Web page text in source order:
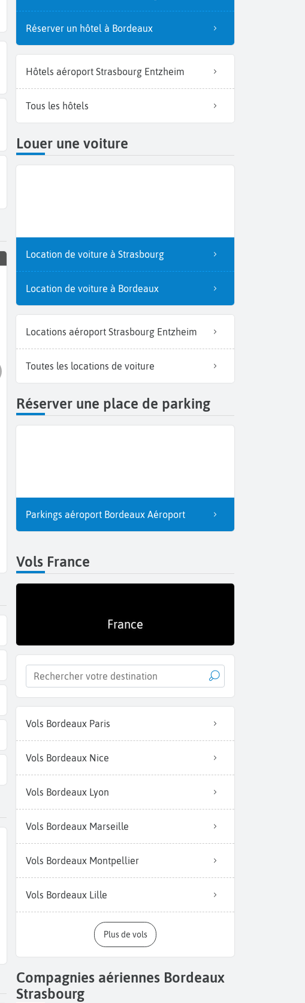
Réserver un hôtel à Bordeaux
Hôtels aéroport Strasbourg Entzheim
Tous les hôtels
Louer une voiture
Location de voiture à Strasbourg
Location de voiture à Bordeaux
Locations aéroport Strasbourg Entzheim
Toutes les locations de voiture
Réserver une place de parking
Parkings aéroport Bordeaux Aéroport
Vols France
France
Vols Bordeaux Paris
Vols Bordeaux Nice
Vols Bordeaux Lyon
Vols Bordeaux Marseille
Vols Bordeaux Montpellier
Vols Bordeaux Lille
Plus de vols
Compagnies aériennes Bordeaux
Strasbourg